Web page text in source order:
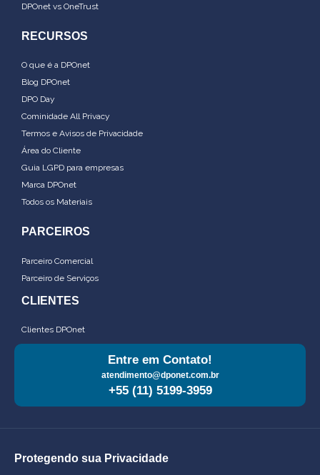
DPOnet vs OneTrust
RECURSOS
O que é a DPOnet
Blog DPOnet
DPO Day
Cominidade All Privacy
Termos e Avisos de Privacidade
Área do Cliente
Guia LGPD para empresas
Marca DPOnet
Todos os Materiais
PARCEIROS
Parceiro Comercial
Parceiro de Serviços
CLIENTES
Clientes DPOnet
Entre em Contato!
atendimento@dponet.com.br
+55 (11) 5199-3959
Protegendo sua Privacidade